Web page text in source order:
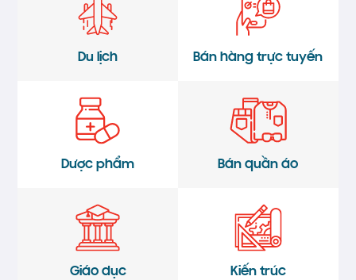
Du lịch Bán hàng trực tuyến
Dược phẩm Bán quần áo
Giáo dục Kiến trúc